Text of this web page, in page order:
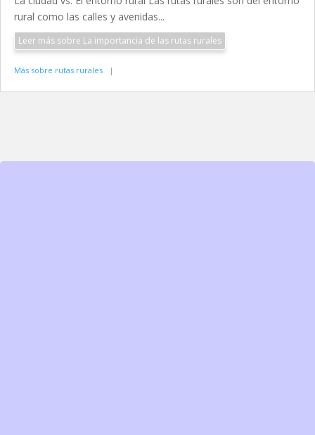
rural como las calles y avenidas...
Leer más sobre La importancia de las rutas rurales
Más sobre rutas rurales |